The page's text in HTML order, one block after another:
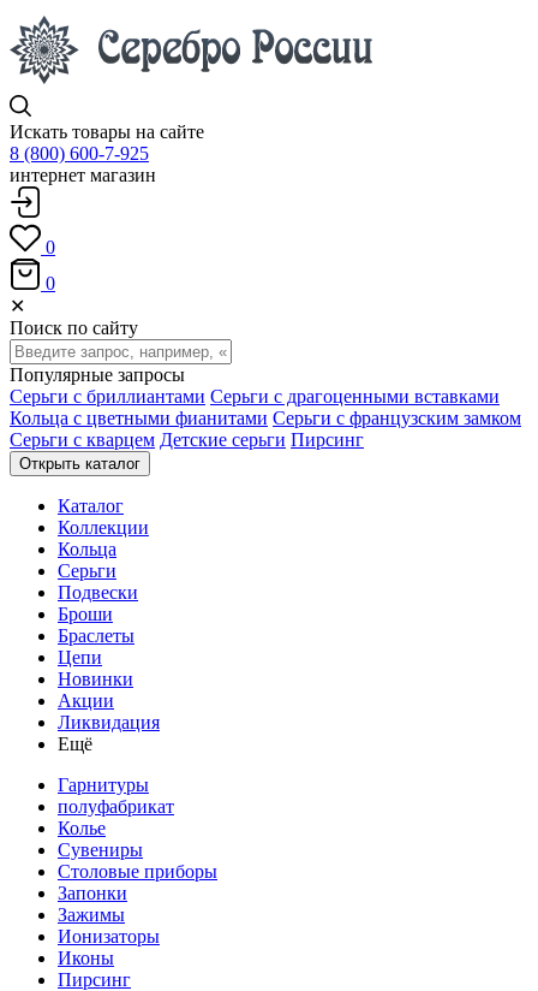
Искать товары на сайте
8 (800) 600-7-925
интернет магазин
0
0
✕
Поиск по сайту
Популярные запросы
Серьги с бриллиантами Серьги с драгоценными вставками
Кольца с цветными фианитами Серьги с французским замком
Серьги с кварцем Детские серьги Пирсинг
Открыть каталог
Каталог
Коллекции
Кольца
Серьги
Подвески
Броши
Браслеты
Цепи
Новинки
Акции
Ликвидация
Ещё
Гарнитуры
полуфабрикат
Колье
Сувениры
Столовые приборы
Запонки
Зажимы
Ионизаторы
Иконы
Пирсинг